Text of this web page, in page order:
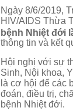
Ngày 8/6/2019,
HIV/AIDS Thừa
bệnh Nhiệt đới
thông tin và kết
Hội nghị với sự
Sinh, Nội khoa,
là cơ hội để các
đoán, điều trị,
bệnh Nhiệt đới.